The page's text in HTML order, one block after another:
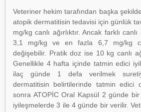
Veteriner hekim tarafından başka
atopik dermatitisin tedavisi için günlük
mg/kg canlı ağırlıktır. Ancak farklı
3,1 mg/kg ve en fazla 6,7 mg/kg
değişebilir. Pratik doz ise 10 kg canlı
Genellikle 4 hafta içinde tatmin edici
ilaç günde 1 defa verilmek
dermatitisin belirtilerinde tatmin edici
sonra ATOPİC Oral Kapsül 2 günde
iyileşmelerde 3 ile 4 günde bir verilir.